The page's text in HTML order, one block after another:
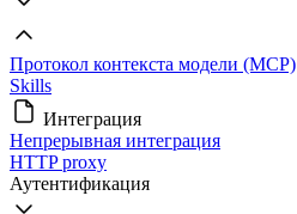
Протокол контекста модели (MCP)
Skills
Интеграция
Непрерывная интеграция
HTTP proxy
Аутентификация